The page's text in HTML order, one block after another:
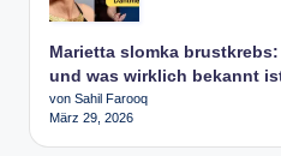
Marietta slomka
und was wirklich bekannt
von Sahil Farooq
März 29, 2026